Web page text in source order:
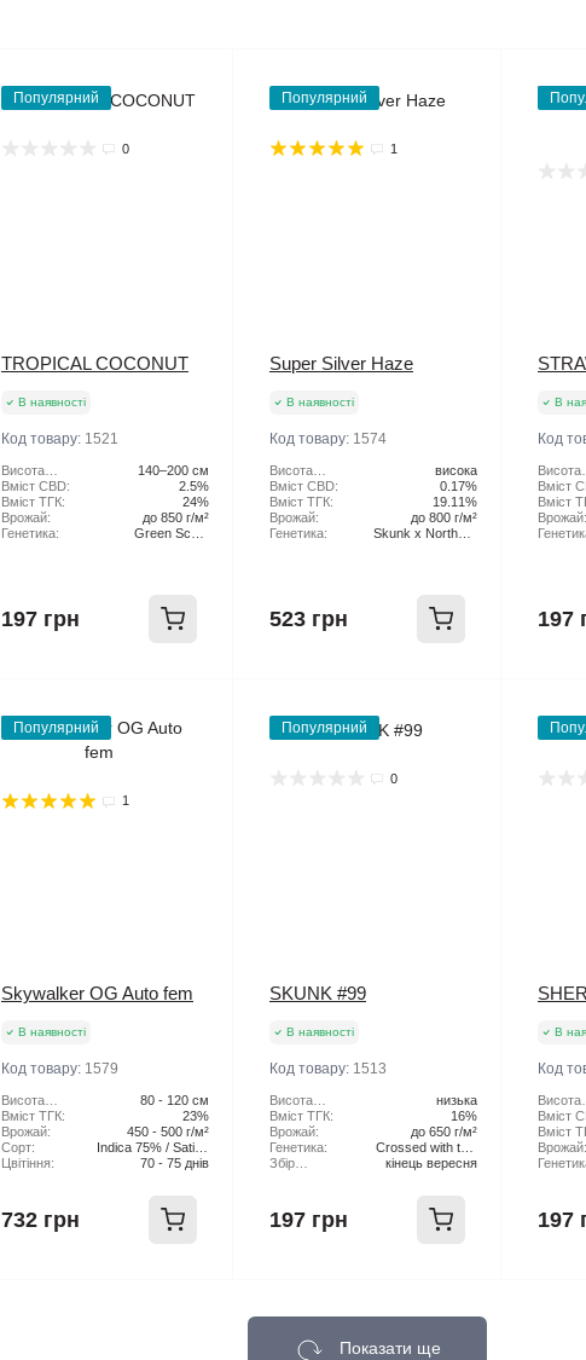
Популярний
0
TROPICAL COCONUT
В наявності
Код товару: 1521
Висота
рослини:
140–200 см
Вміст CBD:
2.5%
Вміст ТГК:
24%
Врожай:
до 850 г/м²
Генетика:
Green Scout
197 грн
Популярний
1
Super Silver Haze
В наявності
Код товару: 1574
Висота
рослини:
висока
Вміст CBD:
0.17%
Вміст ТГК:
19.11%
Врожай:
до 800 г/м²
Генетика:
Skunk x Northern
523 грн
В
Код
Висота
Вміст
Вміст
Врожай:
197
Популярний
1
Skywalker OG Auto fem
В наявності
Код товару: 1579
Висота
рослини:
80 - 120 см
Вміст ТГК:
23%
Врожай:
450 - 500 г/м²
Сорт:
Indica 75% / Sativa
25%
Цвітіння: 70 - 75 днів
732 грн
Популярний
0
SKUNK #99
В наявності
Код товару: 1513
Висота
рослини:
низька
Вміст ТГК:
16%
Врожай:
до 650 г/м²
Генетика:
Crossed with two
Skunk pheno
Збір
кінець вересня
197 грн
В
Код
Висота
Вміст
Вміст
Врожай:
197
Показати ще